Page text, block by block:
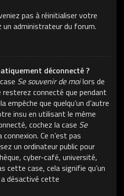
pas à réinitialiser votre
administrateur du forum.
déconnecté ?
Se souvenir de moilors de
connecté que pendant
empêche que quelqu’un d’autre
insu en utilisant le même
cochez la case Se
Ce n’est pas
un ordinateur public pour
cyber-café, université,
cette case, cela signifie qu’un
désactivé cette